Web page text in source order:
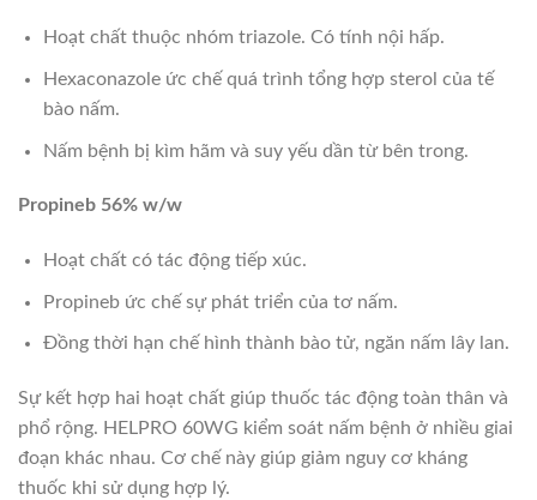
Hoạt chất thuộc nhóm triazole. Có tính nội hấp.
Hexaconazole ức chế quá trình tổng hợp sterol của tế
bào nấm.
Nấm bệnh bị kìm hãm và suy yếu dần từ bên trong.
Propineb 56% w/w
Hoạt chất có tác động tiếp xúc.
Propineb ức chế sự phát triển của tơ nấm.
Đồng thời hạn chế hình thành bào tử, ngăn nấm lây lan.
Sự kết hợp hai hoạt chất giúp thuốc tác động toàn thân và
phổ rộng. HELPRO 60WG kiểm soát nấm bệnh ở nhiều giai
đoạn khác nhau. Cơ chế này giúp giảm nguy cơ kháng
thuốc khi sử dụng hợp lý.